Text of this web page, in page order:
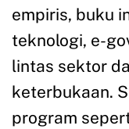
empiris, buku
teknologi, e-
lintas sektor
keterbukaan.
program